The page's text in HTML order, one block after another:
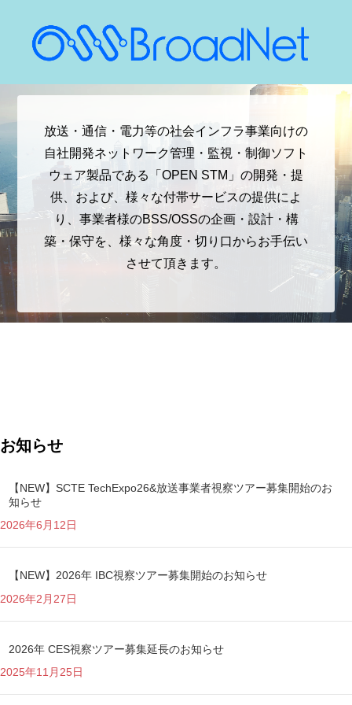
放送・通信・電力等の社会インフラ事業向けの
自社開発ネットワーク管理・監視・制御ソフト
ウェア製品である「OPEN STM」の開発・提
供、および、様々な付帯サービスの提供によ
り、事業者様のBSS/OSSの企画・設計・構
築・保守を、様々な角度・切り口からお手伝い
させて頂きます。
お知らせ
【NEW】SCTE TechExpo26&放送事業者視察ツアー募集開始のお
知らせ
2026年6月12日
【NEW】2026年 IBC視察ツアー募集開始のお知らせ
2026年2月27日
2026年 CES視察ツアー募集延長のお知らせ
2025年11月25日